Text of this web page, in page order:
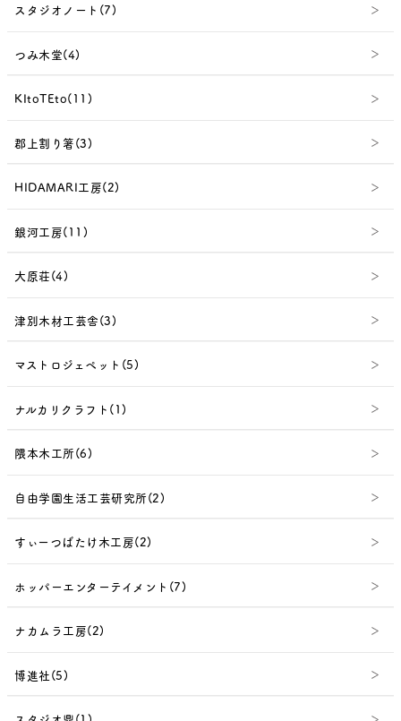
スタジオノート(7)
つみ木堂(4)
KItoTEto(11)
郡上割り箸(3)
HIDAMARI工房(2)
銀河工房(11)
大原荘(4)
津別木材工芸舎(3)
マストロジェペット(5)
ナルカリクラフト(1)
隈本木工所(6)
自由学園生活工芸研究所(2)
すぃーつばたけ木工房(2)
ホッパーエンターテイメント(7)
ナカムラ工房(2)
博進社(5)